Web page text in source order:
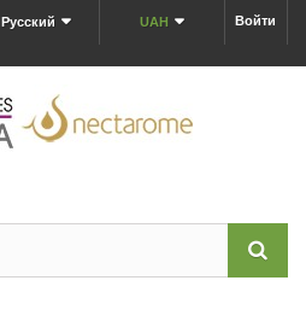
Войти
UAH
Русский